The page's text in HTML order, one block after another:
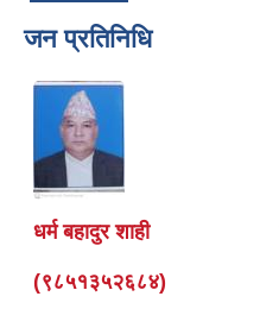
जन प्रतिनिधि
धर्म बहादुर शाही
(९८५१३५२६८४)